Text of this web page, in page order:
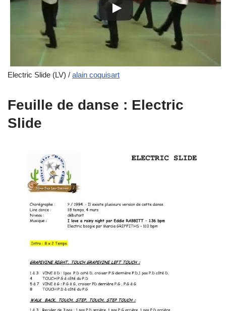
Electric Slide (LV) / alain coquisart
Feuille de danse : Electric
Slide